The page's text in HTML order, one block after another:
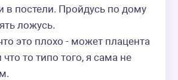
в постели. Пройдусь по дому
ложусь.
это плохо - может плацента
то типо того, я сама не